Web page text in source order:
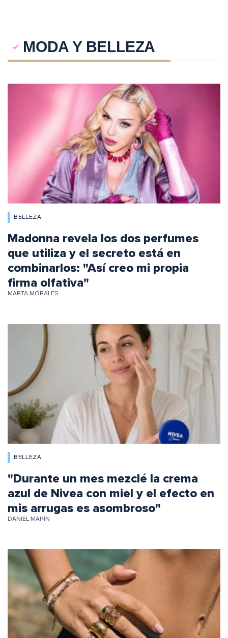
MODA Y BELLEZA
BELLEZA
Madonna revela los dos perfumes
que utiliza y el secreto está en
combinarlos: "Así creo mi propia
firma olfativa"
MARTA MORALES
BELLEZA
"Durante un mes mezclé la crema
azul de Nivea con miel y el efecto en
mis arrugas es asombroso"
DANIEL MARÍN